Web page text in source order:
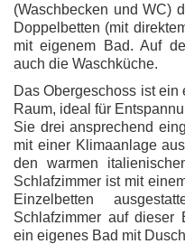
(Waschbecken und WC)
Doppelbetten (mit
mit eigenem Bad. Auf
auch die Waschküche.
Das Obergeschoss ist
Raum, ideal für
Sie drei ansprechend
mit einer Klimaanlage
den warmen
Schlafzimmer ist mit
Einzelbetten
Schlafzimmer auf dieser
ein eigenes Bad mit